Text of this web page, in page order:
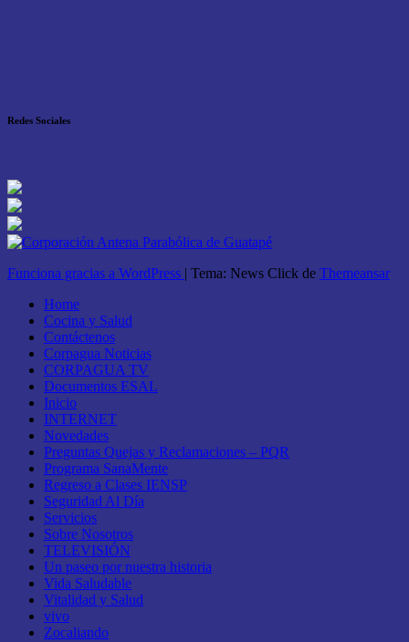
Redes Sociales
Funciona gracias a WordPress | Tema: News Click de Themeansar
Home
Cocina y Salud
Contáctenos
Corpagua Noticias
CORPAGUA TV
Documentos ESAL
Inicio
INTERNET
Novedades
Preguntas Quejas y Reclamaciones – PQR
Programa SanaMente
Regreso a Clases IENSP
Seguridad Al Día
Servicios
Sobre Nosotros
TELEVISIÓN
Un paseo por nuestra historia
Vida Saludable
Vitalidad y Salud
vivo
Zocaliando